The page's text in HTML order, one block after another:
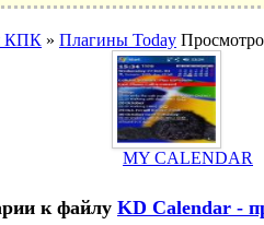
КПК » Плагины Today
MY CALENDAR
к файлу KD Calendar -